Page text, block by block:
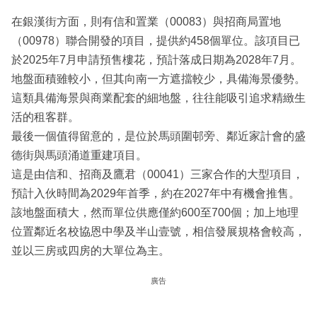
在銀漢街方面，則有信和置業（00083）與招商局置地
（00978）聯合開發的項目，提供約458個單位。該項目已
於2025年7月申請預售樓花，預計落成日期為2028年7月。
地盤面積雖較小，但其向南一方遮擋較少，具備海景優勢。
這類具備海景與商業配套的細地盤，往往能吸引追求精緻生
活的租客群。
最後一個值得留意的，是位於馬頭圍邨旁、鄰近家計會的盛
德街與馬頭涌道重建項目。
這是由信和、招商及鷹君（00041）三家合作的大型項目，
預計入伙時間為2029年首季，約在2027年中有機會推售。
該地盤面積大，然而單位供應僅約600至700個；加上地理
位置鄰近名校協恩中學及半山壹號，相信發展規格會較高，
並以三房或四房的大單位為主。
廣告